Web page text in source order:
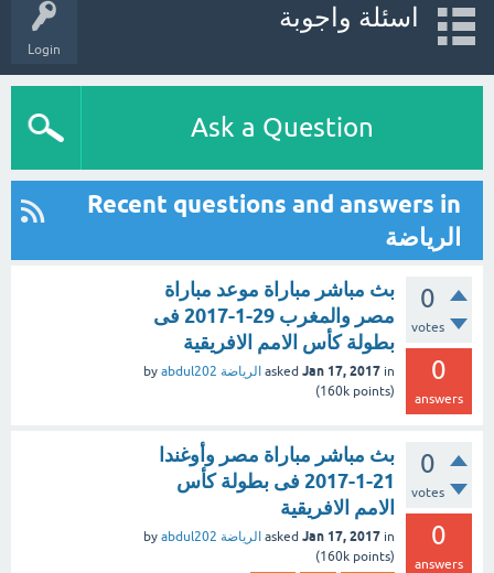
Login
اسئلة واجوبة
Ask a Question
Recent questions and answers in
الرياضة
0
votes
0
answers
بث مباشر مباراة موعد مباراة
مصر والمغرب 29-1-2017 فى
بطولة كأس الامم الافريقية
asked Jan 17, 2017 in الرياضة by abdul202
(160k points)
0
votes
0
answers
بث مباشر مباراة مصر وأوغندا
21-1-2017 فى بطولة كأس
الامم الافريقية
asked Jan 17, 2017 in الرياضة by abdul202
(160k points)